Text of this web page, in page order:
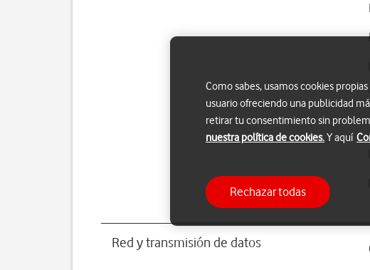
Red y transmisión de datos
Como sabes, usamos cookies
usuario ofreciendo una publicidad
retirar tu consentimiento sin
nuestra política de cookies.Y aquí
Rechazar todas